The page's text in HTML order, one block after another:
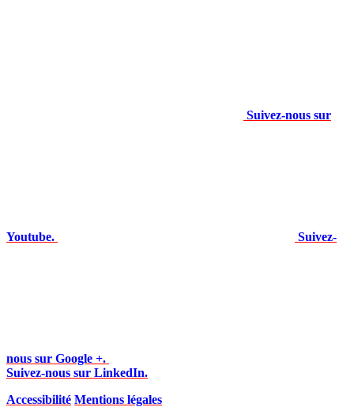
Suivez-nous sur
Youtube. Suivez-
nous sur Google +.
Suivez-nous sur LinkedIn.
Accessibilité Mentions légales